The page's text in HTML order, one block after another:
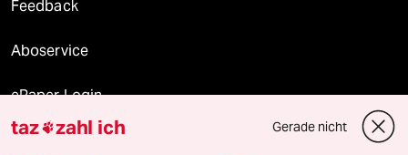
Feedback
Aboservice
ePaper Login
Downloads für Abonnierende
taz zahl ich Gerade nicht